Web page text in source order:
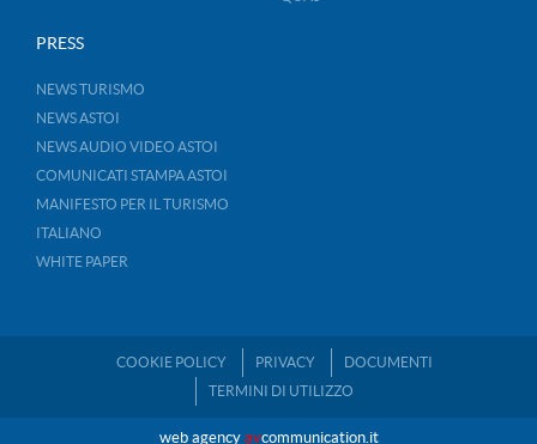
PRESS
NEWS TURISMO
NEWS ASTOI
NEWS AUDIO VIDEO ASTOI
COMUNICATI STAMPA ASTOI
MANIFESTO PER IL TURISMO
ITALIANO
WHITE PAPER
COOKIE POLICY PRIVACY
DOCUMENTI
TERMINI DI UTILIZZO
web agency avcommunication.it